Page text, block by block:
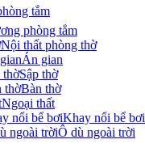
tắm
phòng tắm
Nội thất phòng thờ
Án gian
Sập thờ
Bàn thờ
Ngoại thất
Khay nổi bể bơi
Ô dù ngoài trời